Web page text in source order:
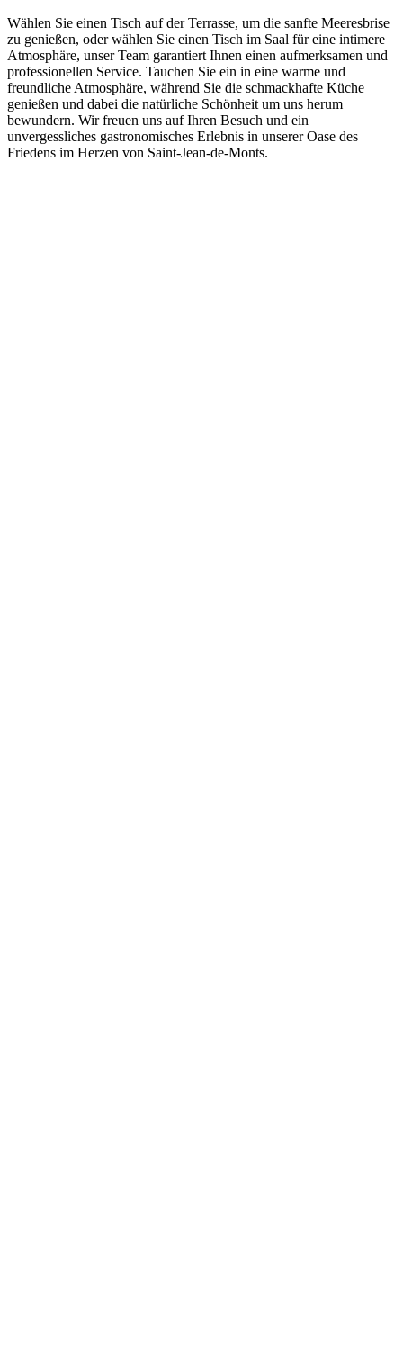
Wählen Sie einen Tisch auf der Terrasse, um die sanfte Meeresbrise
zu genießen, oder wählen Sie einen Tisch im Saal für eine intimere
Atmosphäre, unser Team garantiert Ihnen einen aufmerksamen und
professionellen Service. Tauchen Sie ein in eine warme und
freundliche Atmosphäre, während Sie die schmackhafte Küche
genießen und dabei die natürliche Schönheit um uns herum
bewundern. Wir freuen uns auf Ihren Besuch und ein
unvergessliches gastronomisches Erlebnis in unserer Oase des
Friedens im Herzen von Saint-Jean-de-Monts.